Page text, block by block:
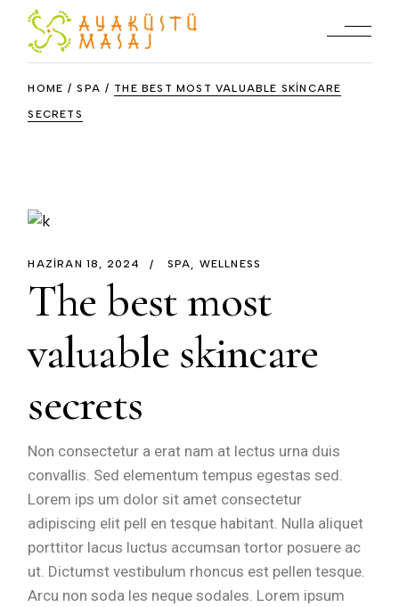
HOME SPA THE BEST MOST VALUABLE SKINCARE
SECRETS
HAZIRAN 18, 2024 SPA WELLNESS
The best most
valuable skincare
secrets
Non consectetur a erat nam at lectus urna duis
convallis. Sed elementum tempus egestas sed.
Lorem ips um dolor sit amet consectetur
adipiscing elit pell en tesque habitant. Nulla aliquet
porttitor lacus luctus accumsan tortor posuere ac
ut. Dictumst vestibulum rhoncus est pellen tesque.
Arcu non soda les neque sodales. Lorem ipsum